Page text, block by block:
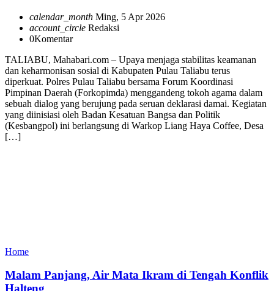
calendar_month Ming, 5 Apr 2026
account_circle Redaksi
0Komentar
TALIABU, Mahabari.com – Upaya menjaga stabilitas keamanan
dan keharmonisan sosial di Kabupaten Pulau Taliabu terus
diperkuat. Polres Pulau Taliabu bersama Forum Koordinasi
Pimpinan Daerah (Forkopimda) menggandeng tokoh agama dalam
sebuah dialog yang berujung pada seruan deklarasi damai. Kegiatan
yang diinisiasi oleh Badan Kesatuan Bangsa dan Politik
(Kesbangpol) ini berlangsung di Warkop Liang Haya Coffee, Desa
[…]
Home
Malam Panjang, Air Mata Ikram di Tengah Konflik